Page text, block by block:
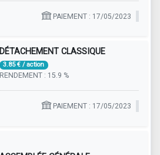
PAIEMENT : 17/05/2023
DÉTACHEMENT CLASSIQUE
3.85 € / action
RENDEMENT : 15.9 %
PAIEMENT : 17/05/2023